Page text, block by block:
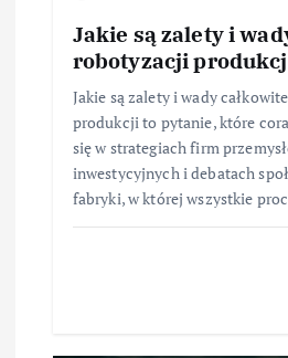
Jakie są zalety i
robotyzacji
Jakie są zalety i wady
produkcji to pytanie, które
się w strategiach firm
inwestycyjnych i debatach
fabryki, w której wszystkie